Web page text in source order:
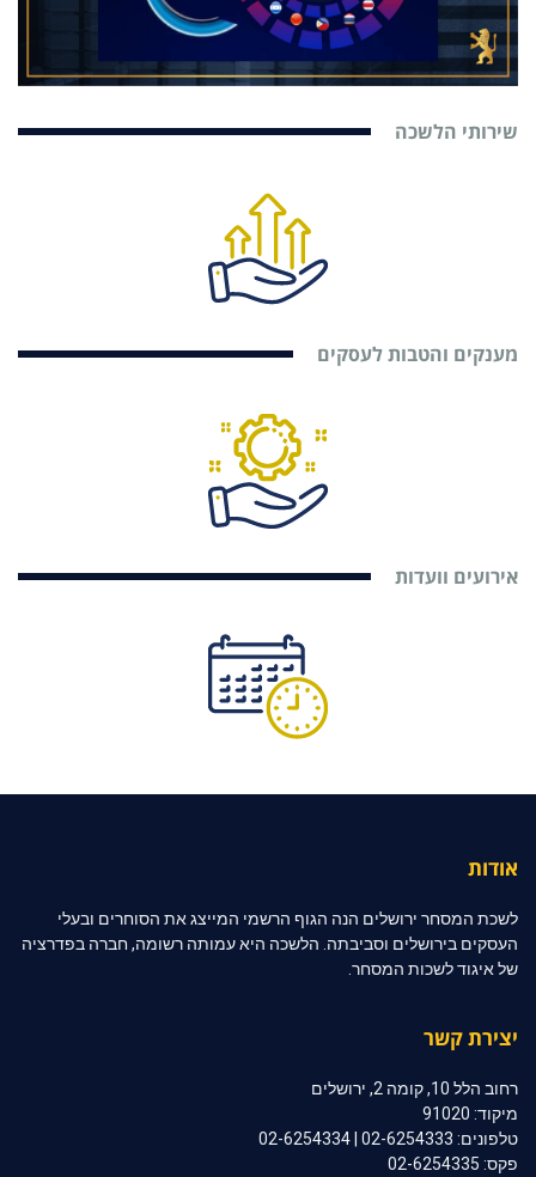
שירותי הלשכה
מענקים והטבות לעסקים
אירועים וועדות
אודות
לשכת המסחר ירושלים הנה הגוף הרשמי המייצג את הסוחרים ובעלי
העסקים בירושלים וסביבתה. הלשכה היא עמותה רשומה, חברה בפדרציה
של איגוד לשכות המסחר.
יצירת קשר
רחוב הלל 10, קומה 2, ירושלים
מיקוד: 91020
טלפונים: 02-6254333 | 02-6254334
פקס: 02-6254335